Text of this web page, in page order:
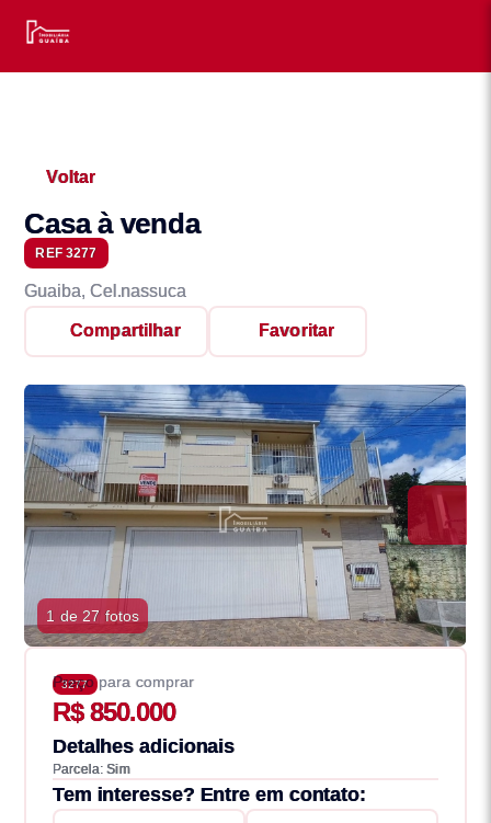
Voltar
Casa à venda
REF 3277
Guaiba, Cel.nassuca
Compartilhar Favoritar
1 de 27 fotos
3277
Preço para comprar
R$ 850.000
Detalhes adicionais
Parcela: Sim
Tem interesse? Entre em contato: